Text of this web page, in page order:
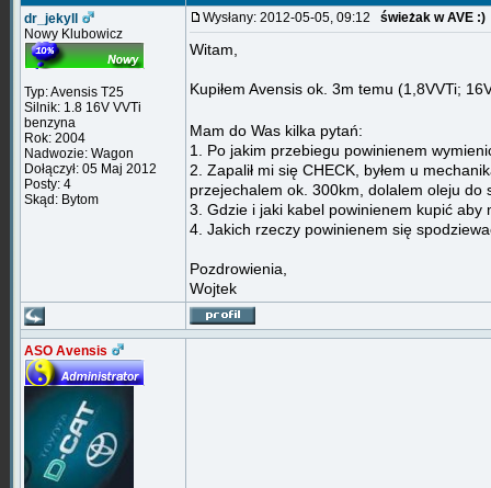
dr_jekyll
Nowy Klubowicz
Typ: Avensis T25
Silnik: 1.8 16V VVTi
benzyna
Rok: 2004
Nadwozie: Wagon
Dołączył: 05 Maj 2012
Posty: 4
Skąd: Bytom
Wysłany: 2012-05-05, 09:12 świeżak w AVE :)
Witam,
Kupiłem Avensis ok. 3m temu (1,8VVTi;
Mam do Was kilka pytań:
1. Po jakim przebiegu powinienem
2. Zapalił mi się CHECK, byłem u
przejechalem ok. 300km, dolalem oleju do
3. Gdzie i jaki kabel powinienem kupić aby
4. Jakich rzeczy powinienem się
Pozdrowienia,
Wojtek
ASO Avensis